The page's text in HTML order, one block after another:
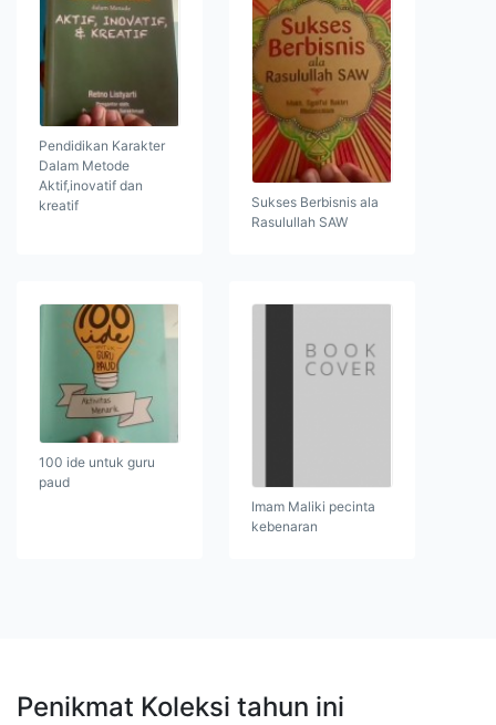
Pendidikan Karakter
Dalam Metode
Aktif,inovatif dan
kreatif
Sukses Berbisnis ala
Rasulullah SAW
100 ide untuk guru
paud
Imam Maliki pecinta
kebenaran
Penikmat Koleksi tahun ini